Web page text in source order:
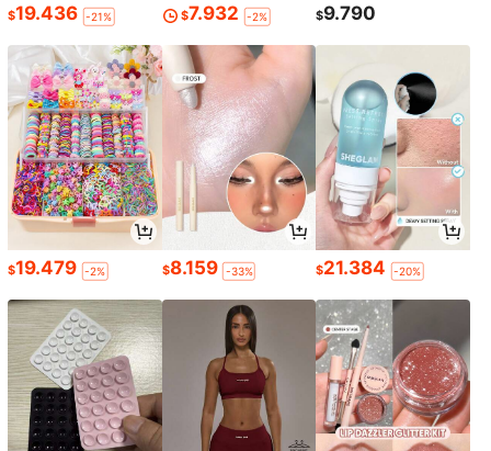
$19.436 -21% $7.932 -2% $9.790
$19.479 -2% $8.159 -33% $21.384 -20%